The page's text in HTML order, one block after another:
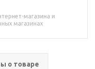
магазина и
магазинах
о товаре